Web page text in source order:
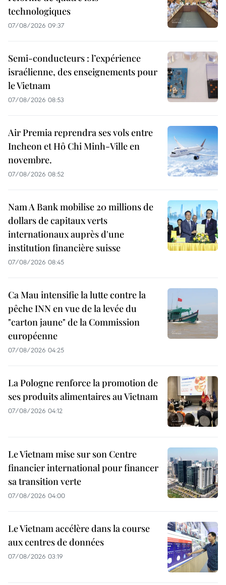
technologiques
07/08/2026 09:37
Semi-conducteurs : l’expérience
israélienne, des enseignements pour
le Vietnam
07/08/2026 08:53
Air Premia reprendra ses vols entre
Incheon et Hô Chi Minh-Ville en
novembre.
07/08/2026 08:52
Nam A Bank mobilise 20 millions de
dollars de capitaux verts
internationaux auprès d'une
institution financière suisse
07/08/2026 08:45
Ca Mau intensifie la lutte contre la
pêche INN en vue de la levée du
"carton jaune" de la Commission
européenne
07/08/2026 04:25
La Pologne renforce la promotion de
ses produits alimentaires au Vietnam
07/08/2026 04:12
Le Vietnam mise sur son Centre
financier international pour financer
sa transition verte
07/08/2026 04:00
Le Vietnam accélère dans la course
aux centres de données
07/08/2026 03:19